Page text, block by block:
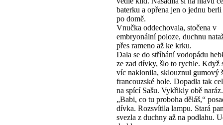
baterku a opřena jen o jednu
po domě.
Vnučka oddechovala, stočena v
embryonální poloze, duchnu
přes rameno až ke krku.
Dala se do stříhání vodopádu
ze zad dívky, šlo to rychle. Když
víc naklonila, sklouznul gumový
francouzské hole. Dopadla tak
na spící Sašu. Vykřikly obě naráz.
„Babi, co tu proboha děláš,“
dívka. Rozsvítila lampu. Stará
svezla z duchny až na podlahu.